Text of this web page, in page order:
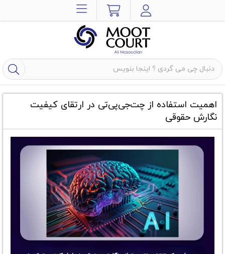
اهمیت استفاده از چت‌جی‌پی‌تی در ارتقای کیفیت
نگارش حقوقی